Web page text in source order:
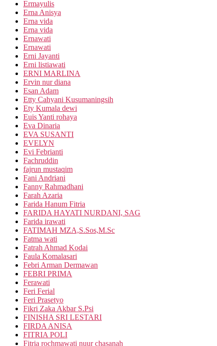
Ermayulis
Erna Anisya
Erna vida
Erna vida
Ernawati
Ernawati
Erni Jayanti
Erni listiawati
ERNI MARLINA
Ervin nur diana
Esan Adam
Etty Cahyani Kusumaningsih
Ety Kumala dewi
Euis Yanti rohaya
Eva Dinaria
EVA SUSANTI
EVELYN
Evi Febrianti
Fachruddin
fajrun mustaqim
Fani Andriani
Fanny Rahmadhani
Farah Azaria
Farida Hanum Fitria
FARIDA HAYATI NURDANI, SAG
Farida irawati
FATIMAH MZA,S.Sos,M.Sc
Fatma wati
Fatrah Ahmad Kodai
Faula Komalasari
Febri Arman Dermawan
FEBRI PRIMA
Ferawati
Feri Ferial
Feri Prasetyo
Fikri Zaka Akbar S.Psi
FINISHA SRI LESTARI
FIRDA ANISA
FITRIA POLI
Fitria rochmawati nuur chasanah